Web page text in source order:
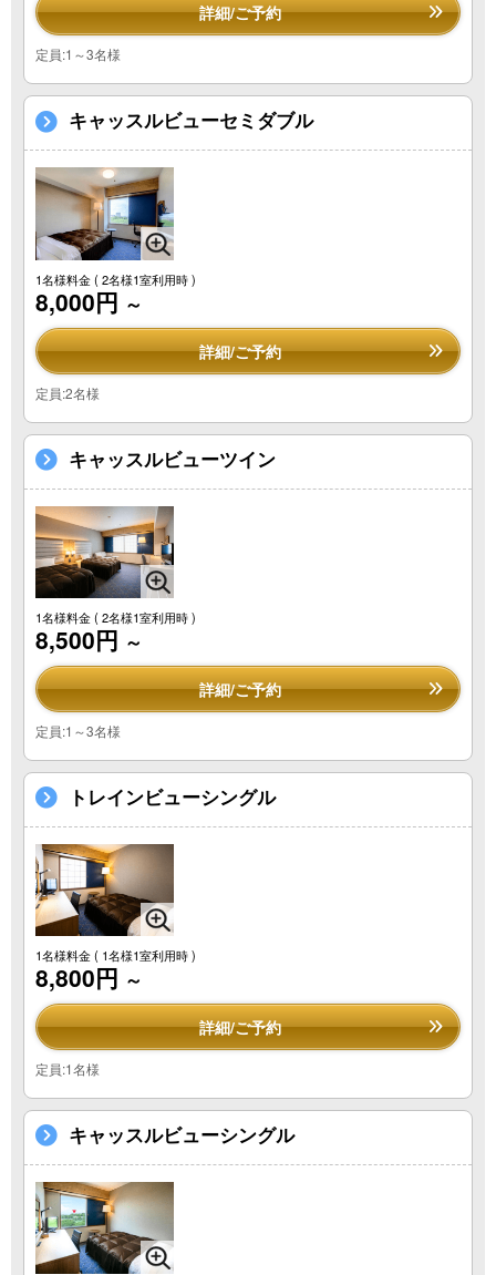
詳細/ご予約
定員:1～3名様
キャッスルビューセミダブル
1名様料金( 2名様1室利用時 )
8,000円 ～
詳細/ご予約
定員:2名様
キャッスルビューツイン
1名様料金( 2名様1室利用時 )
8,500円 ～
詳細/ご予約
定員:1～3名様
トレインビューシングル
1名様料金( 1名様1室利用時 )
8,800円 ～
詳細/ご予約
定員:1名様
キャッスルビューシングル